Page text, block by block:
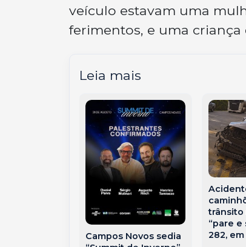
veículo estavam uma
ferimentos, e uma criança
Leia mais
Campos Novos sedia
trânsito
“pare e
282,